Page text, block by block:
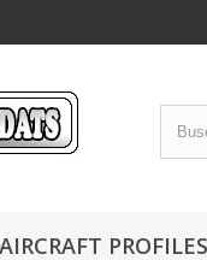
AIRCRAFT PROFILES